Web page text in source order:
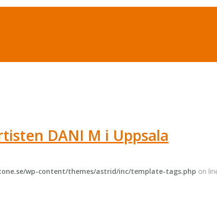
DANI M i Uppsala
wp-content/themes/astrid/inc/template-tags.php on